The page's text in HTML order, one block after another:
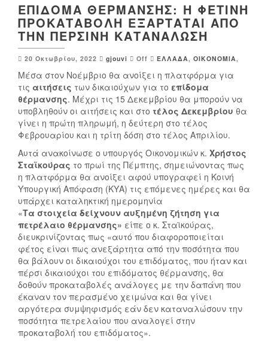
ΕΠΊΔΟΜΑ ΘΈΡΜΑΝΣΗΣ: Η ΦΕΤΙΝΉ
ΠΡΟΚΑΤΑΒΟΛΉ ΕΞΑΡΤΆΤΑΙ ΑΠΌ
ΤΗΝ ΠΕΡΣΙΝΉ ΚΑΤΑΝΆΛΩΣΗ
20 Οκτωβρίου, 2022 gjouvi Off ΕΛΛΑΔΑ, ΟΙΚΟΝΟΜΙΑ,
Μέσα στον Νοέμβριο θα ανοίξει η πλατφόρμα για
τις αιτήσεις των δικαιούχων για το επίδομα
θέρμανσης. Μέχρι τις 15 Δεκεμβρίου θα μπορούν να
υποβληθούν οι αιτήσεις και στο τέλος Δεκεμβρίου θα
γίνει η πρώτη πληρωμή, η δεύτερη στο τέλος
Φεβρουαρίου και η τρίτη δόση στο τέλος Απριλίου.
Αυτά ανακοίνωσε ο υπουργός Οικονομικών κ. Χρήστος
Σταϊκούρας το πρωί της Πέμπτης, σημειώνοντας πως
η πλατφόρμα θα ανοίξει αφού υπογραφεί η Κοινή
Υπουργική Απόφαση (ΚΥΑ) τις επόμενες ημέρες και θα
υπάρχει καταληκτική ημερομηνία
«Τα στοιχεία δείχνουν αυξημένη ζήτηση για
πετρέλαιο θέρμανσης» είπε ο κ. Σταϊκούρας,
διευκρινίζοντας πως «αυτό που διαφοροποιείται
φέτος είναι πως ανεξάρτητα από την ποσότητα που
θα βάλουν οι δικαιούχοι του επιδόματος, που ήταν και
πέρσι δικαιούχοι του επιδόματος θέρμανσης, θα
δοθούν προκαταβολές ανάλογες με την δαπάνη που
έκαναν τον περασμένο χειμώνα και θα γίνει
αργότερα συμψηφισμός εάν δεν καταναλώσουν την
ποσότητα πετρελαίου που αναλογεί στην
προκαταβολή του επιδόματος».